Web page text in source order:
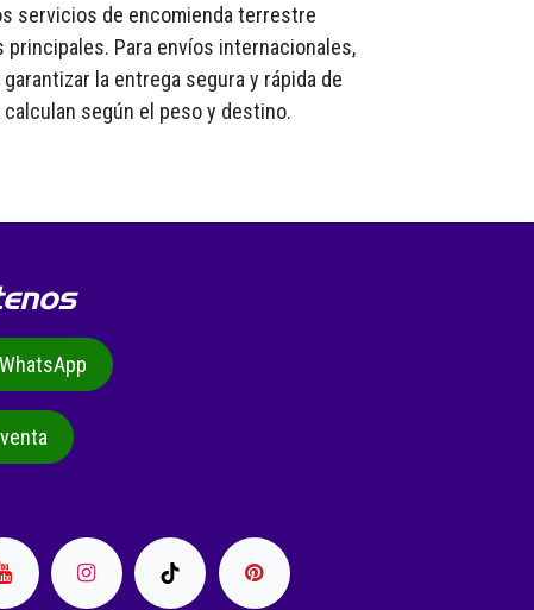
servicios de encomienda terrestre
principales. Para envíos internacionales,
la entrega segura y rápida de
según el peso y destino.